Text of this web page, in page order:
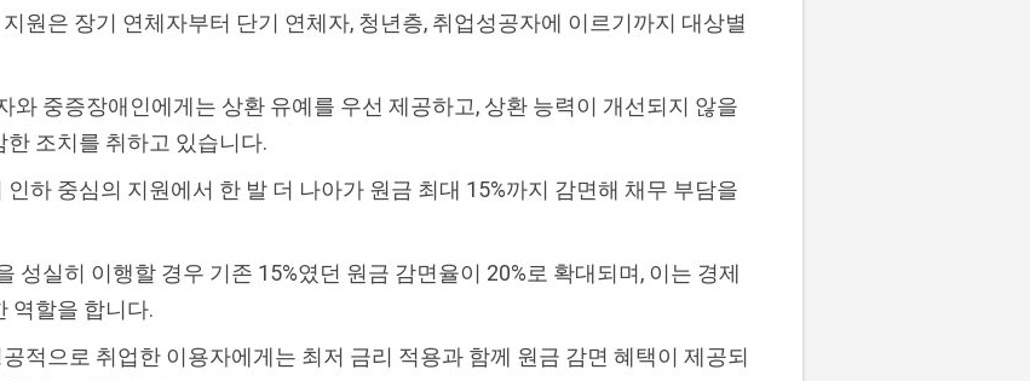
원은 장기 연체자부터 단기 연체자, 청년층, 취업성공자에 이르기까지 대상별
와 중증장애인에게는 상환 유예를 우선 제공하고, 상환 능력이 개선되지 않을
조치를 취하고 있습니다.
하 중심의 지원에서 한 발 더 나아가 원금 최대 15%까지 감면해 채무 부담을
성실히 이행할 경우 기존 15%였던 원금 감면율이 20%로 확대되며, 이는 경제
역할을 합니다.
적으로 취업한 이용자에게는 최저 금리 적용과 함께 원금 감면 혜택이 제공되